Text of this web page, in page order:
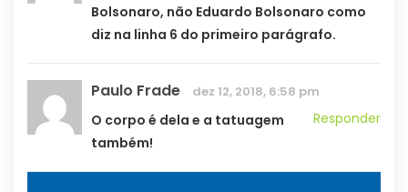
Bolsonaro, não Eduardo Bolsonaro como
diz na linha 6 do primeiro parágrafo.
Paulo Frade dez 12, 2018, 6:58 pm
Responder
O corpo é dela e a tatuagem
também!